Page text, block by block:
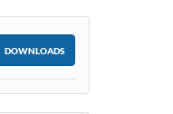
DOWNLOADS